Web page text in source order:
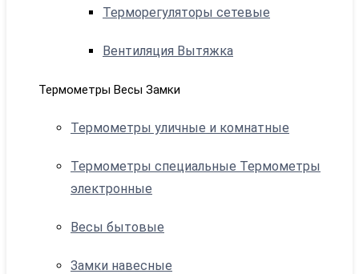
Терморегуляторы сетевые
Вентиляция Вытяжка
Термометры Весы Замки
Термометры уличные и комнатные
Термометры специальные Термометры
электронные
Весы бытовые
Замки навесные